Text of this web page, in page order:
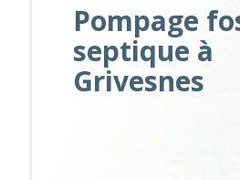
Pompage
septique à
Grivesnes